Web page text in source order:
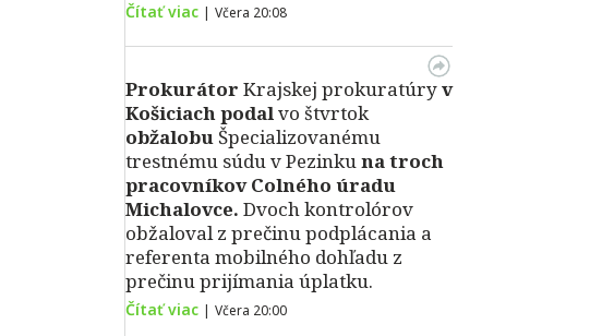
Čítať viac | Včera 20:08
Prokurátor Krajskej prokuratúryv
Košiciach podalvo štvrtok
obžalobu Špecializovanému
trestnému súdu v Pezinkuna troch
pracovníkov Colného úradu
Michalovce. Dvoch kontrolórov
obžaloval z prečinu podplácania a
referenta mobilného dohľadu z
prečinu prijímania úplatku.
Čítať viac | Včera 20:00